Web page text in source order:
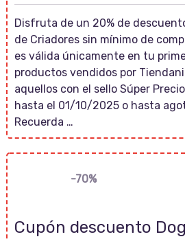
Disfruta de un 20% de
de Criadores sin mínimo de
es válida únicamente en tu
productos vendidos por
aquellos con el sello Súper
hasta el 01/10/2025 o hasta
Recuerda …
-70%
Cupón descuento